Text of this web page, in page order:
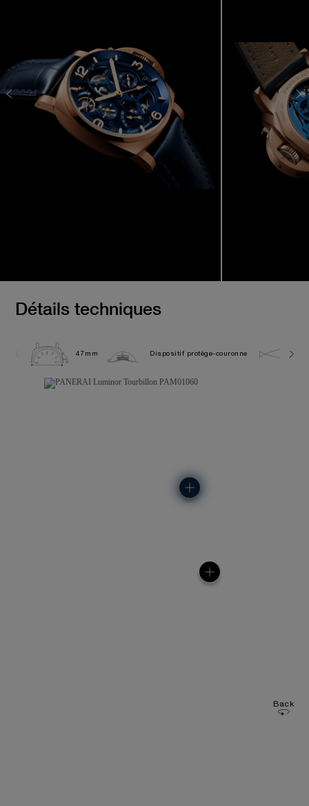
Détails techniques
47mm Dispositif protège-couronne
Back